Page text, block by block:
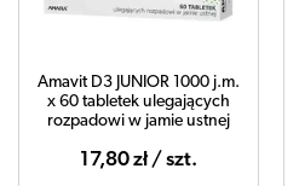
Amavit D3 JUNIOR 1000 j.m.
x 60 tabletek ulegających
rozpadowi w jamie ustnej
17,80 zł / szt.